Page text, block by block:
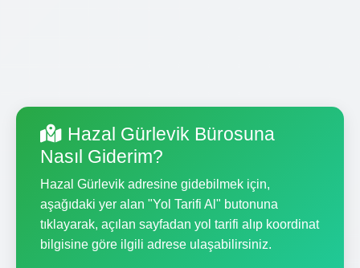
Hazal Gürlevik Bürosuna
Nasıl Giderim?
Hazal Gürlevik adresine gidebilmek için,
aşağıdaki yer alan "Yol Tarifi Al" butonuna
tıklayarak, açılan sayfadan yol tarifi alıp koordinat
bilgisine göre ilgili adrese ulaşabilirsiniz.